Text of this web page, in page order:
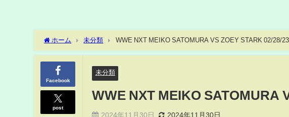
ホーム 未分類 WWE NXT MEIKO SATOMURA VS ZOEY STARK 02/28/23
Facebook
post
未分類
WWE NXT MEIKO SATOMURA
2024年11月30日 2024年11月30日